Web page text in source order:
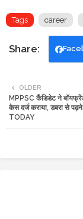
Tags career
OLDER
MPPSC कैंडिडेट ने
केस दर्ज कराया, डबरा से
TODAY